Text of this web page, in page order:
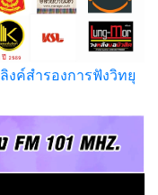
ลิงค์สำรองการฟังวิทยุ